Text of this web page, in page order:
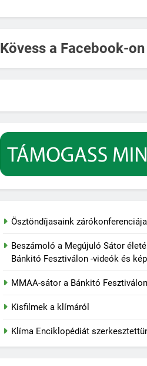
Kövess a Facebook-
Ösztöndíjasaink zárókonferenciája
Beszámoló a Megújuló Sátor
Bánkitó Fesztiválon -videók és
MMAA-sátor a Bánkitó
Kisfilmek a klímáról
Klíma Enciklopédiát